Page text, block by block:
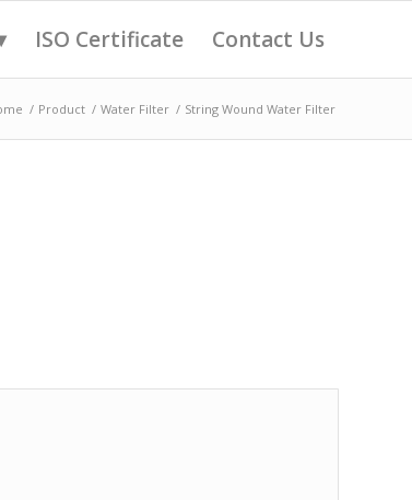
ISO Certificate Contact Us
/ Product / Water Filter / String Wound Water Filter